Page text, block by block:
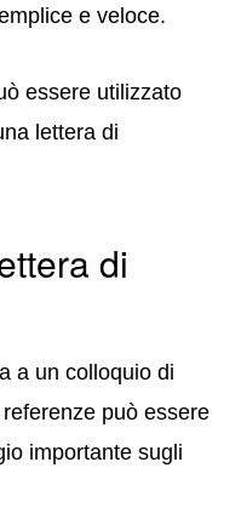
e veloce.
essere utilizzato
lettera di
di
a un colloquio di
può essere
importante sugli